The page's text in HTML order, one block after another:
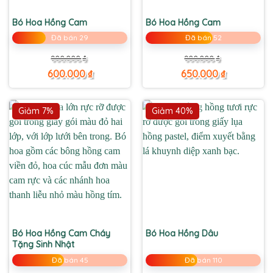
Bó Hoa Hồng Cam
Đã bán 29
800.000₫
Giá
gốc
là:
800.000 ₫.
600.000₫
Giá
hiện
tại
là:
600.000 ₫.
Bó Hoa Hồng Cam
Đã bán 52
800.000₫
Giá
gốc
là:
800.000 ₫.
650.000₫
Giá
hiện
tại
là:
650.000 ₫.
Giảm 7%
Bó Hoa Hồng Cam Cháy
Tặng Sinh Nhật
Đã bán 45
Giảm 40%
Bó Hoa Hồng Dâu
Đã bán 110